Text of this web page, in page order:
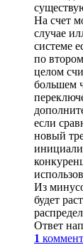
На счет
случае
системе
по
целом
большем
если
новый
Из
будет
Ответ
1